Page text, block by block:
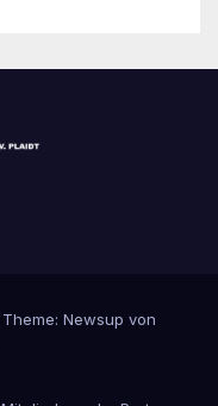
Theme: Newsup von